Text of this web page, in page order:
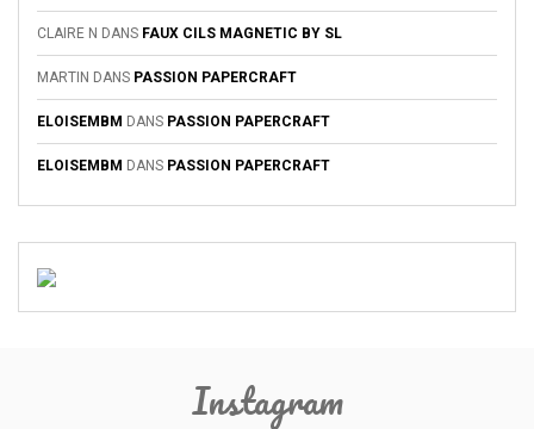
CLAIRE N DANS FAUX CILS MAGNETIC BY SL
MARTIN DANS PASSION PAPERCRAFT
ELOISEMBM DANS PASSION PAPERCRAFT
ELOISEMBM DANS PASSION PAPERCRAFT
Instagram